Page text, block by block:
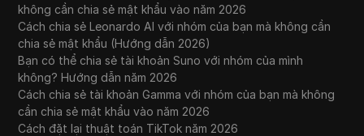
YouTube Premium
Zalando
Zelle
không cần chia sẻ mật khẩu vào năm 2026
Cách chia sẻ Leonardo AI với nhóm của bạn mà không cần
chia sẻ mật khẩu (Hướng dẫn 2026)
Bạn có thể chia sẻ tài khoản Suno với nhóm của mình
không? Hướng dẫn năm 2026
Cách chia sẻ tài khoản Gamma với nhóm của bạn mà không
cần chia sẻ mật khẩu vào năm 2026
Cách đặt lại thuật toán TikTok năm 2026